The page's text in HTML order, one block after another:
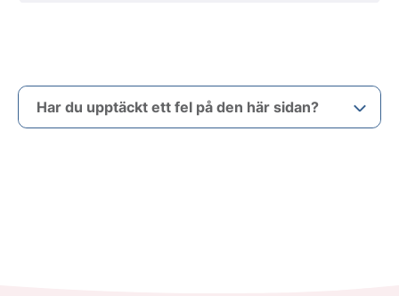
Har du upptäckt ett fel på den här sidan?